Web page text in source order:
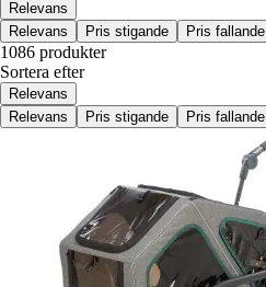
Relevans
Relevans
Pris stigande Pris fallande
1086 produkter
Sortera efter
Relevans
Relevans
Pris stigande Pris fallande